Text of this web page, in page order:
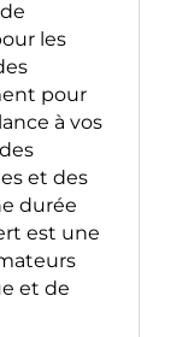
les
pour
à vos
et des
durée
est une
et de